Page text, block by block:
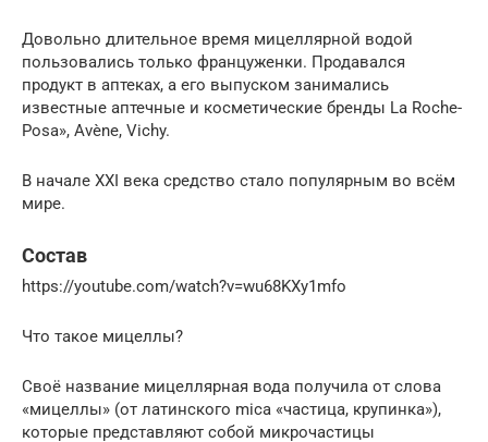
Довольно длительное время мицеллярной водой
пользовались только француженки. Продавался
продукт в аптеках, а его выпуском занимались
известные аптечные и косметические бренды La Roche-
Posa», Avène, Vichy.
В начале ХХI века средство стало популярным во всём
мире.
Состав
https://youtube.com/watch?v=wu68KXy1mfo
Что такое мицеллы?
Своё название мицеллярная вода получила от слова
«мицеллы» (от латинского mica «частица, крупинка»),
которые представляют собой микрочастицы